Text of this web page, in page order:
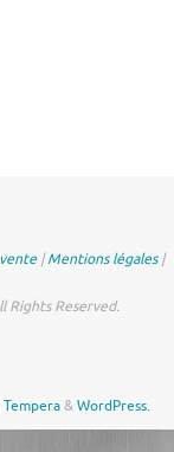
|Mentions légales|
Rights Reserved.
Tempera&WordPress.